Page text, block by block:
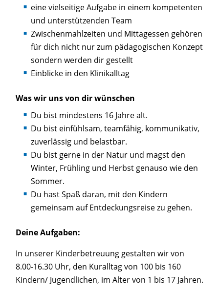
eine vielseitige Aufgabe in einem kompetenten
und unterstützenden Team
Zwischenmahlzeiten und Mittagessen gehören
für dich nicht nur zum pädagogischen Konzept
sondern werden dir gestellt
Einblicke in den Klinikalltag
Was wir uns von dir wünschen
Du bist mindestens 16 Jahre alt.
Du bist einfühlsam, teamfähig, kommunikativ,
zuverlässig und belastbar.
Du bist gerne in der Natur und magst den
Winter, Frühling und Herbst genauso wie den
Sommer.
Du hast Spaß daran, mit den Kindern
gemeinsam auf Entdeckungsreise zu gehen.
Deine Aufgaben:
In unserer Kinderbetreuung gestalten wir von
8.00-16.30 Uhr, den Kuralltag von 100 bis 160
Kindern/ Jugendlichen, im Alter von 1 bis 17 Jahren.